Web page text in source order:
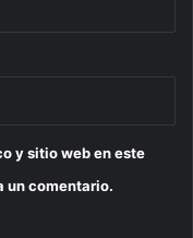
y sitio web en este
un comentario.